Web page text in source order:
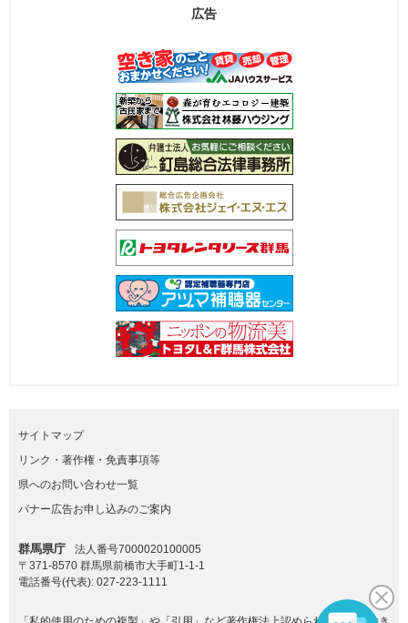
広告
サイトマップ
リンク・著作権・免責事項等
県へのお問い合わせ一覧
バナー広告お申し込みのご案内
群馬県庁
法人番号7000020100005
〒371-8570 群馬県前橋市大手町1-1-1
電話番号(代表): 027-223-1111